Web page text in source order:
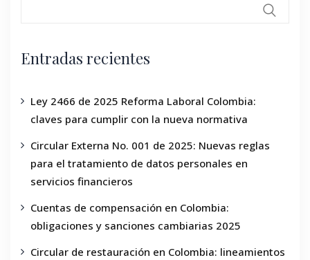
Entradas recientes
Ley 2466 de 2025 Reforma Laboral Colombia:
claves para cumplir con la nueva normativa
Circular Externa No. 001 de 2025: Nuevas reglas
para el tratamiento de datos personales en
servicios financieros
Cuentas de compensación en Colombia:
obligaciones y sanciones cambiarias 2025
Circular de restauración en Colombia: lineamientos